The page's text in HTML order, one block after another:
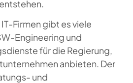
Firmen gibt es viele
Engineering und
für die Regierung,
anbieten. Der
und